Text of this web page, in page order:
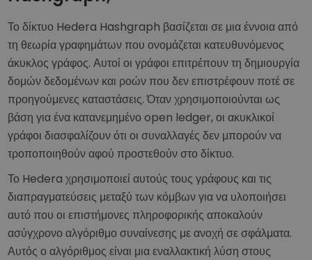
Το δίκτυο Hedera Hashgraph βασίζεται σε μια έννοια από
τη θεωρία γραφημάτων που ονομάζεται κατευθυνόμενος
άκυκλος γράφος. Αυτοί οι γράφοι επιτρέπουν τη δημιουργία
δομών δεδομένων και ροών που δεν επιστρέφουν ποτέ σε
προηγούμενες καταστάσεις. Όταν χρησιμοποιούνται ως
βάση για ένα κατανεμημένο open ledger, οι ακυκλικοί
γράφοι διασφαλίζουν ότι οι συναλλαγές δεν μπορούν να
τροποποιηθούν αφού προστεθούν στο δίκτυο.
Το Hedera χρησιμοποιεί αυτούς τους γράφους και τις
διαπραγματεύσεις μεταξύ των κόμβων για να υλοποιήσει
αυτό που οι επιστήμονες πληροφορικής αποκαλούν
ασύγχρονο αλγόριθμο συναίνεσης με ανοχή σε σφάλματα.
Αυτός ο αλγόριθμος είναι μια εναλλακτική λύση στους